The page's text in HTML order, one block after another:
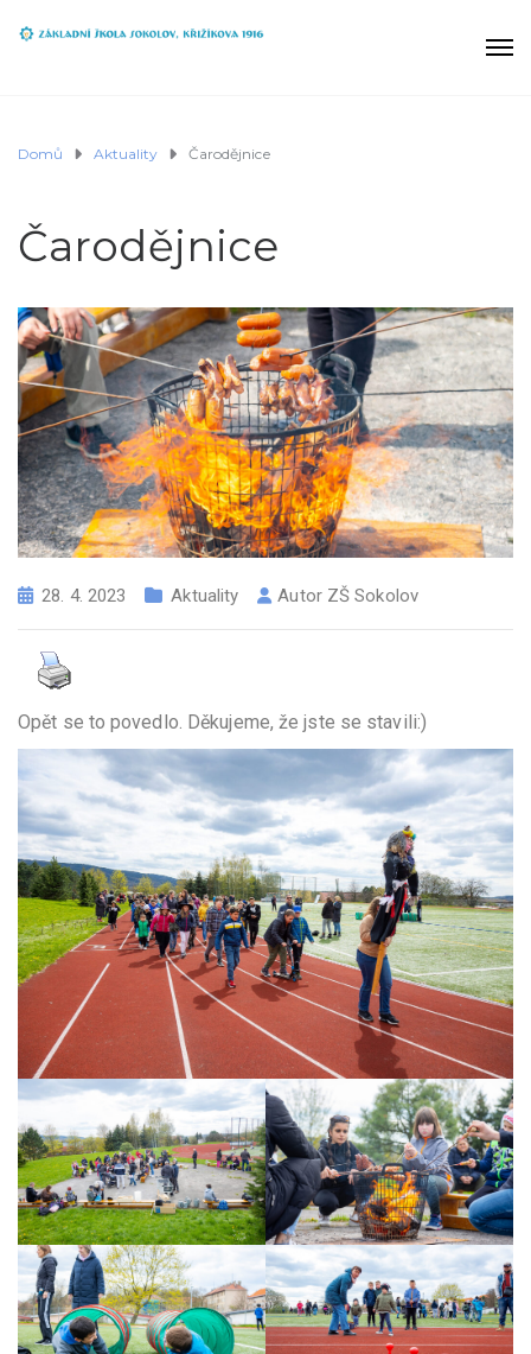
Domů Aktuality Čarodějnice
Čarodějnice
28. 4. 2023 Aktuality Autor ZŠ Sokolov
Opět se to povedlo. Děkujeme, že jste se stavili:)